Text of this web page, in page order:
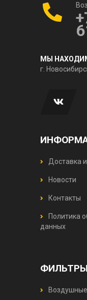
МЫ
г.
Доставка
Новости
Контакты
Политика
данных
ФИЛЬТРЫ
Воздушные